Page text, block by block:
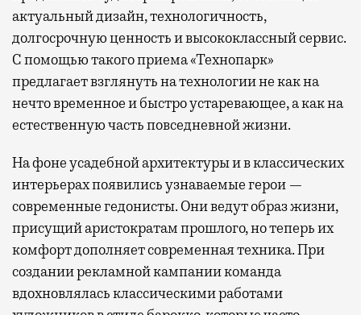
актуальный дизайн, технологичность,
долгосрочную ценность и высококлассный сервис.
С помощью такого приема «Технопарк»
предлагает взглянуть на технологии не как на
нечто временное и быстро устаревающее, а как на
естественную часть повседневной жизни.
На фоне усадебной архитектуры и в классических
интерьерах появились узнаваемые герои —
современные гедонисты. Они ведут образ жизни,
присущий аристократам прошлого, но теперь их
комфорт дополняет современная техника. При
создании рекламной кампании команда
вдохновлялась классическими работами